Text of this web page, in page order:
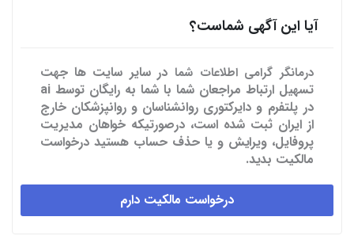
آیا این آگهی شماست؟
درمانگر گرامی اطلاعات شما در سایر سایت ها جهت
تسهیل ارتباط مراجعان شما با شما به رایگان توسط ai
در پلتفرم و دایرکتوری روانشناسان و روانپزشکان خارج
از ایران ثبت شده است، درصورتیکه خواهان مدیریت
پروفایل، ویرایش و یا حذف حساب هستید درخواست
مالکیت بدید.
درخواست مالکیت دارم